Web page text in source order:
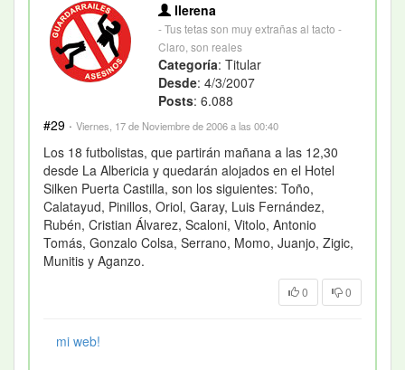
llerena
- Tus tetas son muy extrañas al tacto -
Claro, son reales
Categoría: Titular
Desde: 4/3/2007
Posts: 6.088
#29 · Viernes, 17 de Noviembre de 2006 a las 00:40
Los 18 futbolistas, que partirán mañana a las 12,30
desde La Albericia y quedarán alojados en el Hotel
Silken Puerta Castilla, son los siguientes: Toño,
Calatayud, Pinillos, Oriol, Garay, Luis Fernández,
Rubén, Cristian Álvarez, Scaloni, Vitolo, Antonio
Tomás, Gonzalo Colsa, Serrano, Momo, Juanjo, Zigic,
Munitis y Aganzo.
0 0
mi web!